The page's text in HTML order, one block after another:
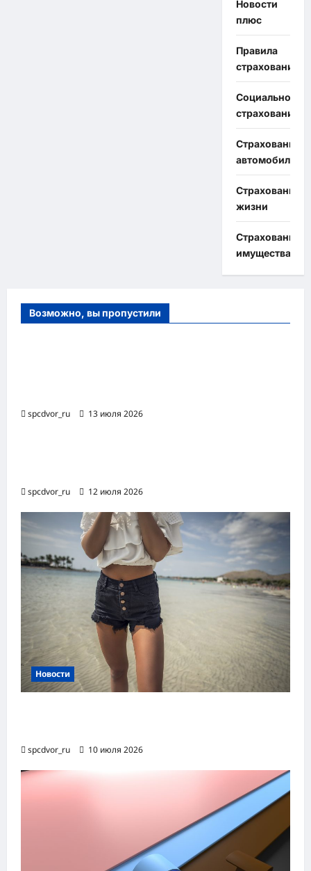
Новости
плюс
Правила
страхования
Социальное
страхование
Страхование
автомобиля
Страхование
жизни
Страхование
имущества
Возможно, вы пропустили
spcdvor_ru 13 июля 2026
spcdvor_ru 12 июля 2026
Новости
spcdvor_ru 10 июля 2026